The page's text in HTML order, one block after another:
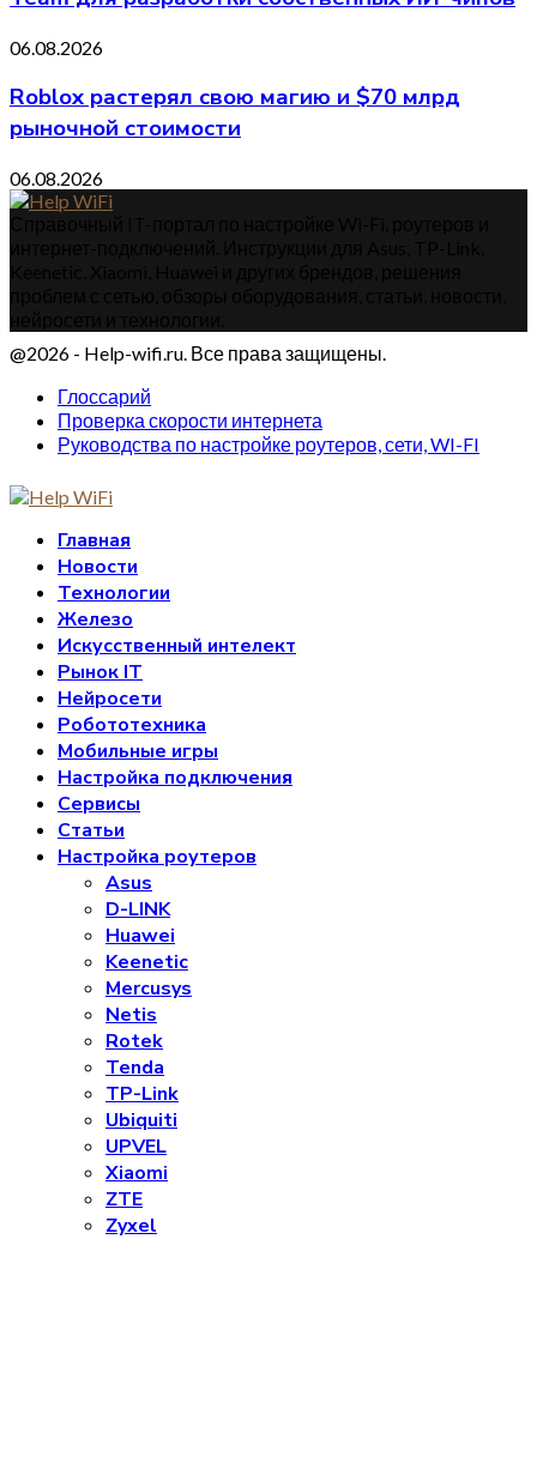
06.08.2026
Roblox растерял свою магию и $70 млрд
рыночной стоимости
06.08.2026
@2026 - Help-wifi.ru. Все права защищены.
Глоссарий
Проверка скорости интернета
Руководства по настройке роутеров, сети, WI-FI
Главная
Новости
Технологии
Железо
Искусственный интелект
Рынок IT
Нейросети
Робототехника
Мобильные игры
Настройка подключения
Сервисы
Статьи
Настройка роутеров
Asus
D-LINK
Huawei
Keenetic
Mercusys
Netis
Rotek
Tenda
TP-Link
Ubiquiti
UPVEL
Xiaomi
ZTE
Zyxel